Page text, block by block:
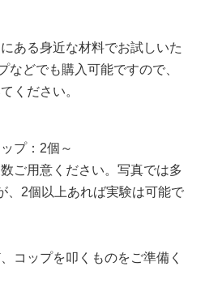
ある身近な材料でお試しいた
などでも購入可能ですので、
ください。
プ：2個～
ご用意ください。写真では多
、2個以上あれば実験は可能で
コップを叩くものをご準備く